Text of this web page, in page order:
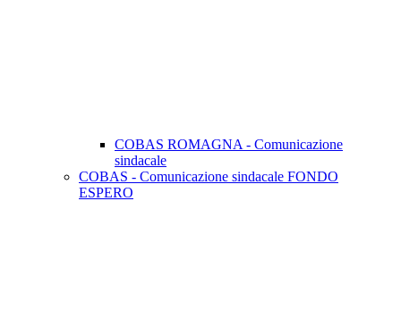
COBAS ROMAGNA - Comunicazione
sindacale
COBAS - Comunicazione sindacale FONDO
ESPERO